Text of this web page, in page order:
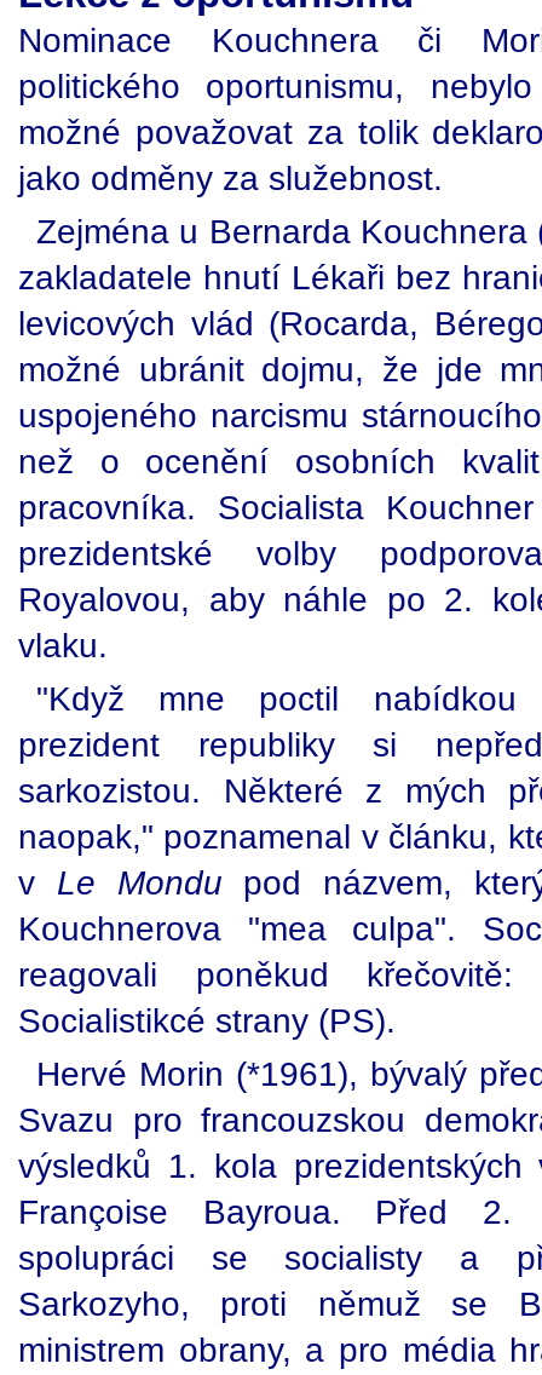
Nominace Kouchnera či
politického oportunismu,
možné považovat za tolik
jako odměny za služebnost.
Zejména u Bernarda
zakladatele hnutí Lékaři bez
levicových vlád (Rocarda,
možné ubránit dojmu, že jde
uspojeného narcismu
než o ocenění osobních
pracovníka. Socialista
prezidentské volby
Royalovou, aby náhle po 2.
vlaku.
"Když mne poctil nabídkou
prezident republiky si
sarkozistou. Některé z mých
naopak," poznamenal v článku,
v Le Mondu pod názvem,
Kouchnerova "mea culpa".
reagovali poněkud
Socialistikcé strany (PS).
Hervé Morin (*1961), bývalý
Svazu pro francouzskou
výsledků 1. kola
Françoise Bayroua. Před 2.
spolupráci se socialisty a
Sarkozyho, proti němuž se
ministrem obrany, a pro média